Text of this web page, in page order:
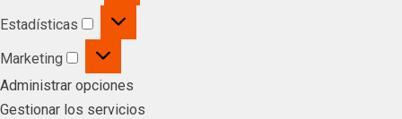
Estadísticas
Marketing
Administrar opciones
Gestionar los servicios